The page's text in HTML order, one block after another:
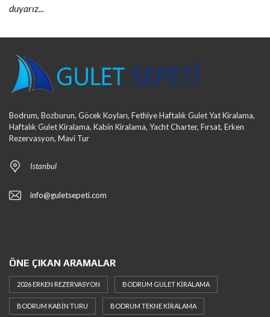
duyarız...
Bodrum, Bozburun, Göcek Koyları, Fethiye Haftalık Gulet Yat Kiralama,
Haftalık Gulet Kiralama, Kabin Kiralama, Yacht Charter, Fırsat, Erken
Rezervasyon, Mavi Tur
Istanbul
info@guletsepeti.com
ÖNE ÇIKAN ARAMALAR
2026 ERKEN REZERVASYON BODRUM GULET KIRALAMA
BODRUM KABIN TURU BODRUM TEKNE KIRALAMA